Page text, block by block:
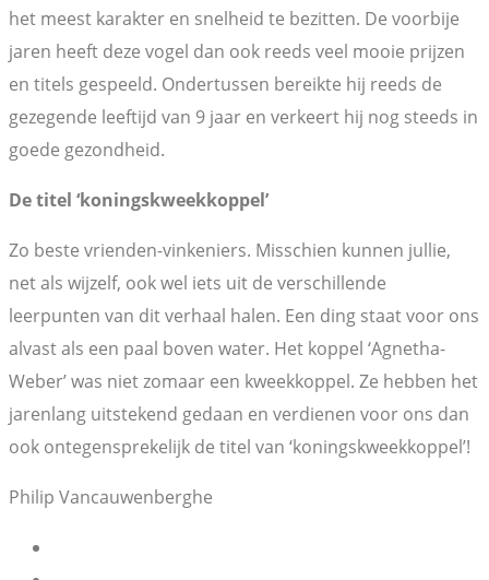
het meest karakter en snelheid te bezitten. De voorbije
jaren heeft deze vogel dan ook reeds veel mooie prijzen
en titels gespeeld. Ondertussen bereikte hij reeds de
gezegende leeftijd van 9 jaar en verkeert hij nog steeds in
goede gezondheid.
De titel ‘koningskweekkoppel’
Zo beste vrienden-vinkeniers. Misschien kunnen jullie,
net als wijzelf, ook wel iets uit de verschillende
leerpunten van dit verhaal halen. Een ding staat voor ons
alvast als een paal boven water. Het koppel ‘Agnetha-
Weber’ was niet zomaar een kweekkoppel. Ze hebben het
jarenlang uitstekend gedaan en verdienen voor ons dan
ook ontegensprekelijk de titel van ‘koningskweekkoppel’!
Philip Vancauwenberghe